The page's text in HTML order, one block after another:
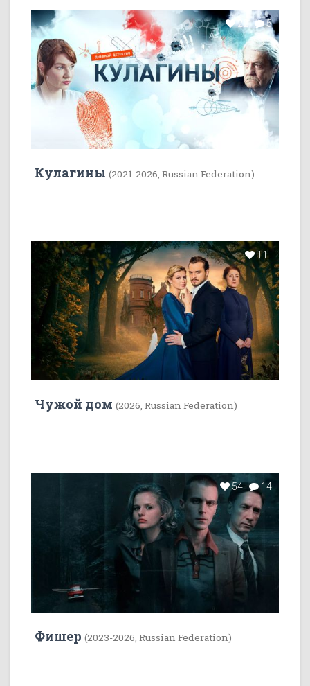
22 5
Кулагины (2021-2026, Russian Federation)
11
Чужой дом (2026, Russian Federation)
54 14
Фишер (2023-2026, Russian Federation)